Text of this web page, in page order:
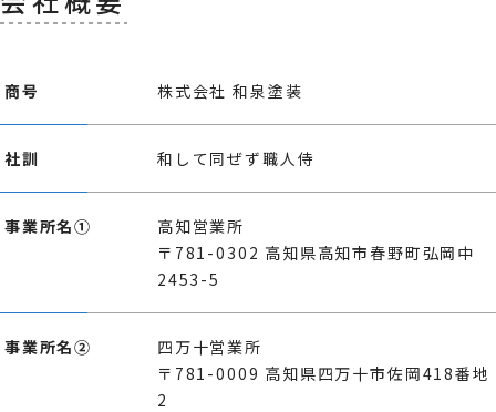
商号 株式会社 和泉塗装
社訓 和して同ぜず職人侍
事業所名①
高知営業所
〒781-0302 高知県高知市春野町弘岡中
2453-5
事業所名②
四万十営業所
〒781-0009 高知県四万十市佐岡418番地
2